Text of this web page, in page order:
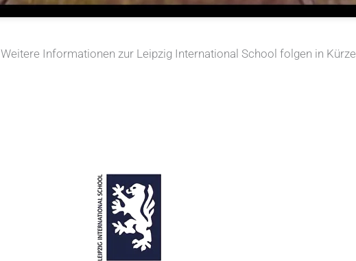
Weitere Informationen zur Leipzig International School folgen in Kürze